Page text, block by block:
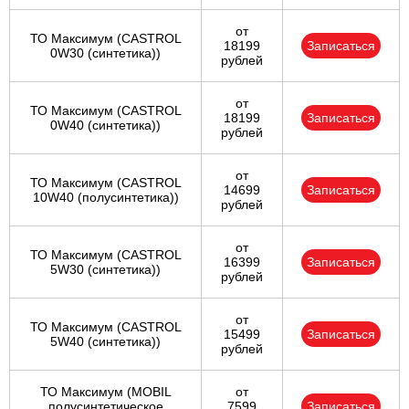
ТО Максимум (CASTROL
0W30 (синтетика))
от
18199
рублей
Записаться
ТО Максимум (CASTROL
0W40 (синтетика))
от
18199
рублей
Записаться
ТО Максимум (CASTROL
10W40 (полусинтетика))
от
14699
рублей
Записаться
ТО Максимум (CASTROL
5W30 (синтетика))
от
16399
рублей
Записаться
ТО Максимум (CASTROL
5W40 (синтетика))
от
15499
рублей
Записаться
ТО Максимум (MOBIL
от